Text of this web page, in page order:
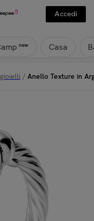
Accedi
new Casa
/ Anello Texture in